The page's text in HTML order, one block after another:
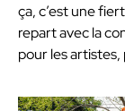
ça, c’est une
repart avec la
pour les artistes,